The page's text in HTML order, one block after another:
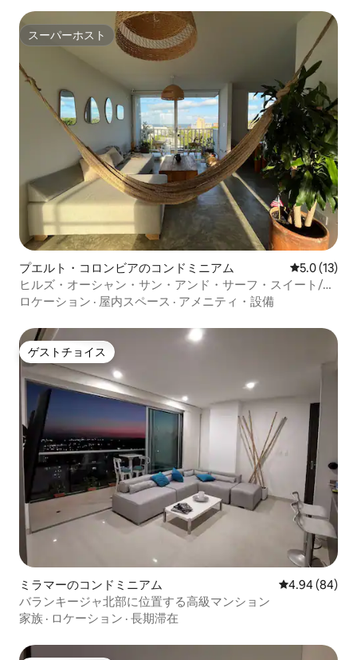
スーパーホスト
スーパーホスト
プエルト・コロンビアのコンドミニアム レビュー13
5.0 (13)
ヒルズ・オーシャン・サン・アンド・サーフ・スイート/
ザ・ホス
ロケーション · 屋内スペース · アメニティ・設備
ゲストチョイス
ゲストチョイス
ミラマーのコンドミニアム レビュー84件
4.94 (84)
バランキージャ北部に位置する高級マンション
家族 · ロケーション · 長期滞在